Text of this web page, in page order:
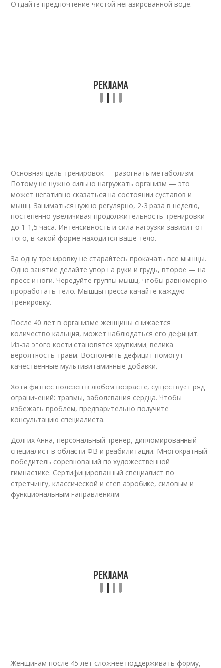
Отдайте предпочтение чистой негазированной воде.
Основная цель тренировок — разогнать метаболизм.
Потому не нужно сильно нагружать организм — это
может негативно сказаться на состоянии суставов и
мышц. Заниматься нужно регулярно, 2-3 раза в неделю,
постепенно увеличивая продолжительность тренировки
до 1-1,5 часа. Интенсивность и сила нагрузки зависит от
того, в какой форме находится ваше тело.
За одну тренировку не старайтесь прокачать все мышцы.
Одно занятие делайте упор на руки и грудь, второе — на
пресс и ноги. Чередуйте группы мышц, чтобы равномерно
проработать тело. Мышцы пресса качайте каждую
тренировку.
После 40 лет в организме женщины снижается
количество кальция, может наблюдаться его дефицит.
Из-за этого кости становятся хрупкими, велика
вероятность травм. Восполнить дефицит помогут
качественные мультивитаминные добавки.
Хотя фитнес полезен в любом возрасте, существует ряд
ограничений: травмы, заболевания сердца. Чтобы
избежать проблем, предварительно получите
консультацию специалиста.
Долгих Анна, персональный тренер, дипломированный
специалист в области ФВ и реабилитации. Многократный
победитель соревнований по художественной
гимнастике. Сертифицированный специалист по
стретчингу, классической и степ аэробике, силовым и
функциональным направлениям
Женщинам после 45 лет сложнее поддерживать форму,